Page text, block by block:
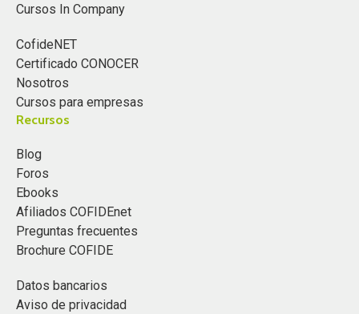
Cursos In Company
CofideNET
Certificado CONOCER
Nosotros
Cursos para empresas
Recursos
Blog
Foros
Ebooks
Afiliados COFIDEnet
Preguntas frecuentes
Brochure COFIDE
Datos bancarios
Aviso de privacidad